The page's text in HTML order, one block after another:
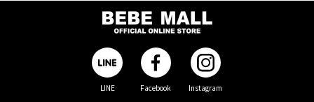
LINE Facebook Instagram